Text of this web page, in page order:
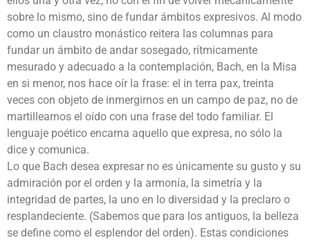
sobre lo mismo, sino de fundar ámbitos expresivos. Al modo
como un claustro monástico reitera las columnas para
fundar un ámbito de andar sosegado, rítmicamente
mesurado y adecuado a la contemplación, Bach, en la Misa
en si menor, nos hace oír la frase: el in terra pax, treinta
veces con objeto de inmergirnos en un campo de paz, no de
martillearnos el oído con una frase del todo familiar. El
lenguaje poético encarna aquello que expresa, no sólo la
dice y comunica.
Lo que Bach desea expresar no es únicamente su gusto y su
admiración por el orden y la armonía, la simetría y la
integridad de partes, la uno en lo diversidad y la preclaro o
resplandeciente. (Sabemos que para los antiguos, la belleza
se define como el esplendor del orden). Estas condiciones